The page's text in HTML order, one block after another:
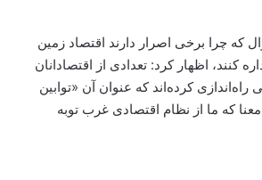
که چرا برخی اصرار دارند اقتصاد زمین
کنند، اظهار کرد: تعدادی از اقتصادانان
راه‌اندازی کرده‌اند که عنوان آن «توابین
که ما از نظام اقتصادی غرب توبه